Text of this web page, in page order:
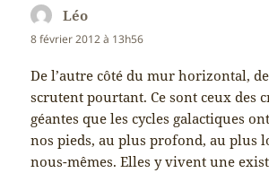
Léo
8 février 2012 à 13h56
De l’autre côté du mur horizontal,
scrutent pourtant. Ce sont ceux des
géantes que les cycles galactiques
nos pieds, au plus profond, au plus
nous-mêmes. Elles y vivent une